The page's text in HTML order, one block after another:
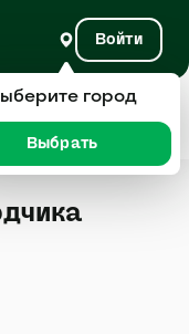
Войти
город
Выбрать